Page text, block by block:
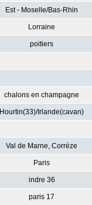
Est - Moselle/Bas-Rhin
Lorraine
poitiers
chalons en champagne
Hourtin(33)/Irlande(cavan)
Val de Marne, Corrèze
Paris
indre 36
paris 17